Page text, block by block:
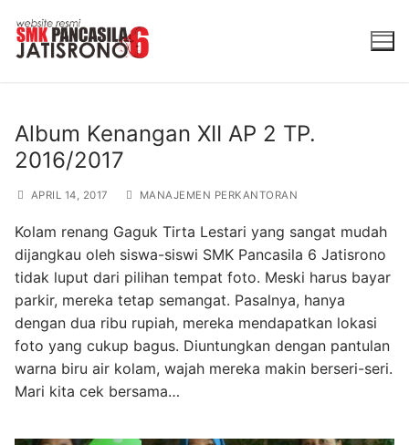
konten
Album Kenangan XII AP 2 TP.
2016/2017
APRIL 14, 2017 MANAJEMEN PERKANTORAN
Kolam renang Gaguk Tirta Lestari yang sangat mudah
dijangkau oleh siswa-siswi SMK Pancasila 6 Jatisrono
tidak luput dari pilihan tempat foto. Meski harus bayar
parkir, mereka tetap semangat. Pasalnya, hanya
dengan dua ribu rupiah, mereka mendapatkan lokasi
foto yang cukup bagus. Diuntungkan dengan pantulan
warna biru air kolam, wajah mereka makin berseri-seri.
Mari kita cek bersama…